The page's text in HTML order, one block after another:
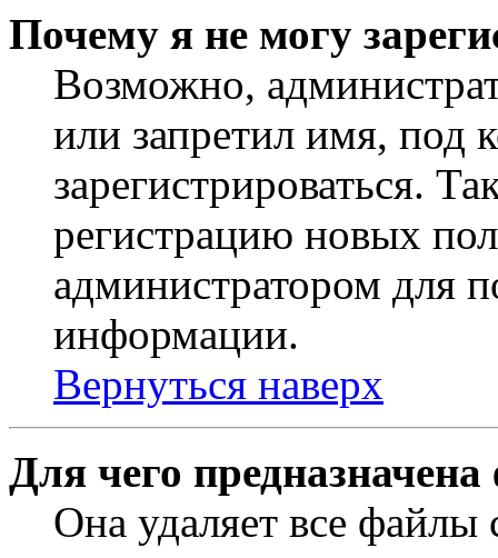
Почему я не могу
Возможно,
или запретил имя, под
зарегистрироваться.
регистрацию новых
администратором для
информации.
Вернуться наверх
Для чего
Она удаляет все файлы